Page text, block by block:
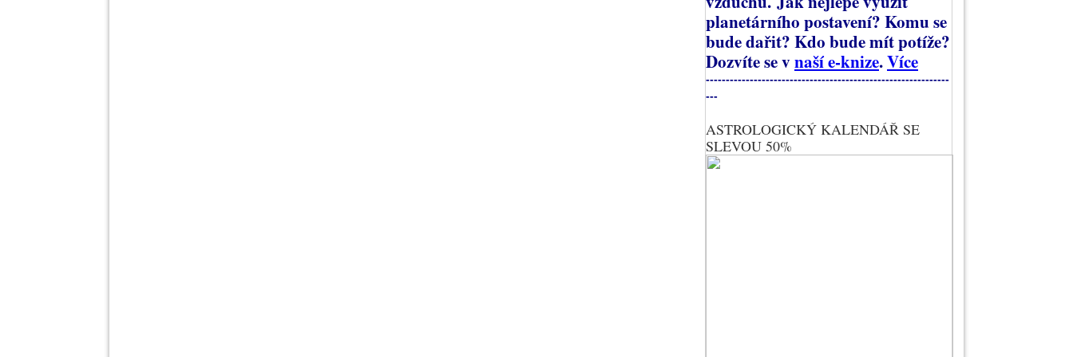
planetárního postavení? Komu se
bude dařit? Kdo bude mít potíže?
Dozvíte se vnaší e-knize.Více
-------------------------------------------------------------
---
ASTROLOGICKÝ KALENDÁŘ SE
SLEVOU 50%